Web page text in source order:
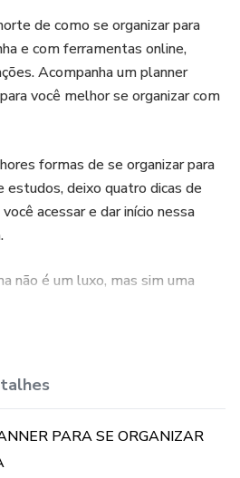
de como se organizar para
e com ferramentas online,
Acompanha um planner
você melhor se organizar com
formas de se organizar para
estudos, deixo quatro dicas de
acessar e dar início nessa
não é um luxo, mas sim uma
também.
idioma que queira estudar.
chegar a fluência em
e dedicação. É uma leitura
PARA SE ORGANIZAR